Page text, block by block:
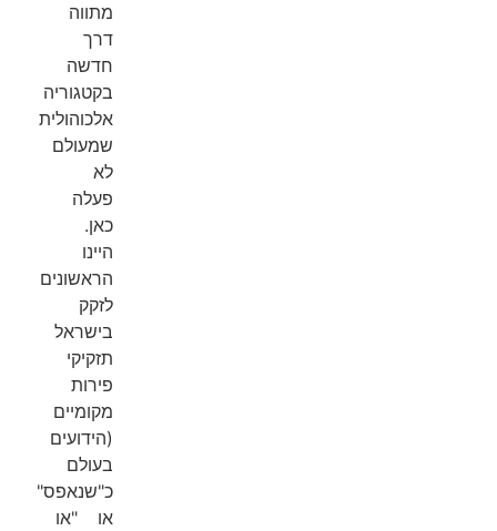
מתווה
דרך
חדשה
בקטגוריה
אלכוהולית
שמעולם
לא
פעלה
כאן.
היינו
הראשונים
לזקק
בישראל
תזקיקי
פירות
מקומיים
(הידועים
בעולם
כ"שנאפס"
או "או